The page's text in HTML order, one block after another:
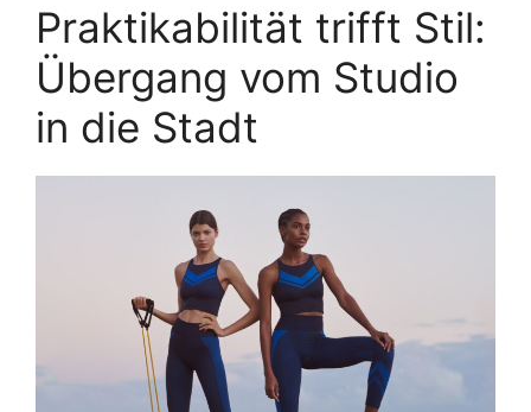
Praktikabilität trifft Stil:
Übergang vom Studio
in die Stadt